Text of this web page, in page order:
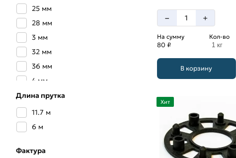
25 мм
28 мм
3 мм
32 мм
36 мм
4 мм
40 мм
5 мм
6 мм
Длина прутка
11.7 м
6 м
Фактура
– +
На сумму
80 ₽
Кол-во
1 кг
В корзину
Хит